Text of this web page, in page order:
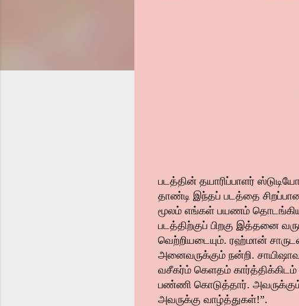
படத்தின் தயாரிப்பாளர்
தாண்டி இந்தப் படத்தை
மூலம் எங்கள் பயணம்
படத்திற்குப் பிறகு இத்தனை
வெற்றியடையும். ரஹ்மான்
அனைவருக்கும் நன்றி.
வசீகர்ம் கெளதம் கார்த்திக்கிடம்
பண்ணி கொடுத்தார். அவருக்கும்
அவருக்கு வாழ்த்துகள்!”.